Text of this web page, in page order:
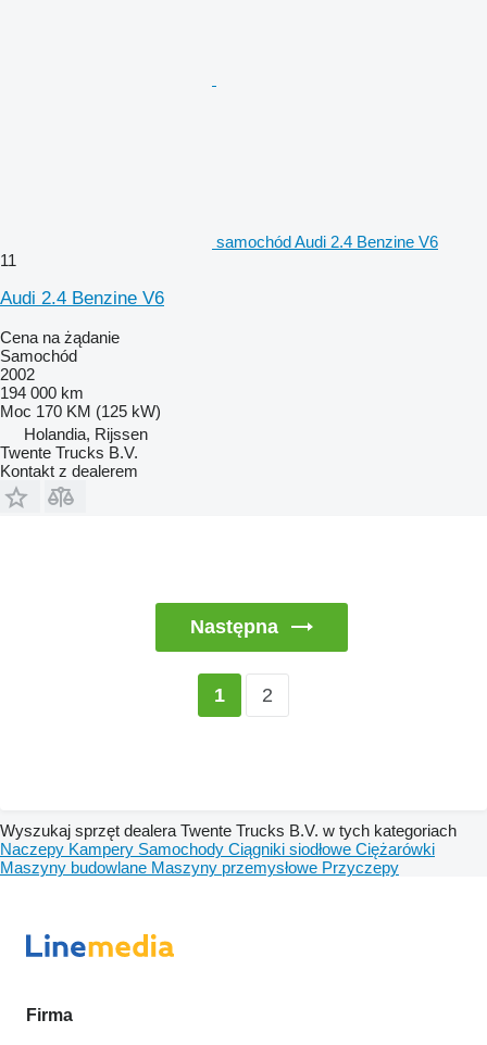
samochód Audi 2.4 Benzine V6
11
Audi 2.4 Benzine V6
Cena na żądanie
Samochód
2002
194 000 km
Moc 170 KM (125 kW)
Holandia, Rijssen
Twente Trucks B.V.
Kontakt z dealerem
Następna
1 2
Wyszukaj sprzęt dealera Twente Trucks B.V. w tych kategoriach
Naczepy Kampery Samochody Ciągniki siodłowe Ciężarówki
Maszyny budowlane Maszyny przemysłowe Przyczepy
Firma